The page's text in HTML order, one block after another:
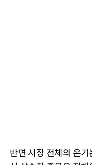
반면 시장 전체의 온기